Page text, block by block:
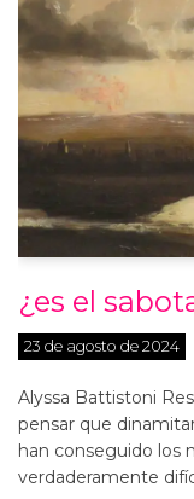
¿es el
23 de agosto de 2024
Alyssa Battistoni
pensar que
han conseguido los
verdaderamente